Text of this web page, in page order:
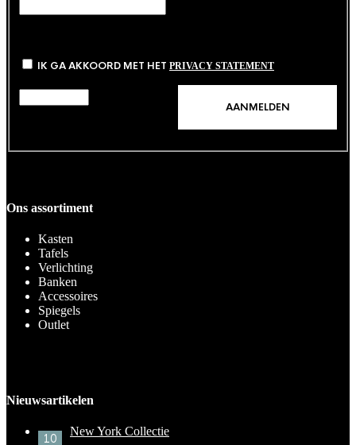
IK GA AKKOORD MET HET PRIVACY STATEMENT
Ons assortiment
Kasten
Tafels
Verlichting
Banken
Accessoires
Spiegels
Outlet
Nieuwsartikelen
10
New York Collectie